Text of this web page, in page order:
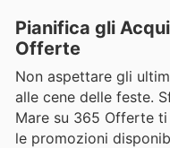
Pianifica gli
Offerte
Non aspettare gli
alle cene delle feste.
Mare su 365 Offerte
le promozioni